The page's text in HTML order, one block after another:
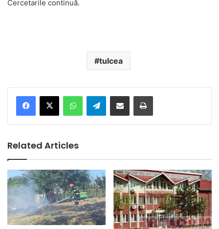
Cercetarile continuă.
tulcea
Telegram
Related Articles